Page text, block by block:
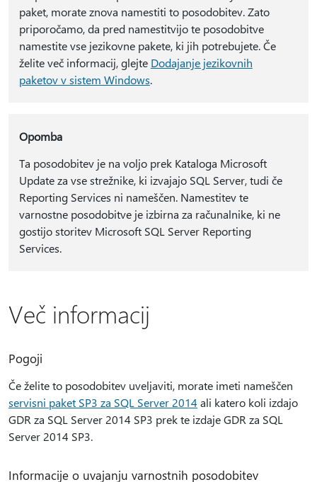
paket, morate znova namestiti to posodobitev. Zato
priporočamo, da pred namestitvijo te posodobitve
namestite vse jezikovne pakete, ki jih potrebujete. Če
želite več informacij, glejte Dodajanje jezikovnih
paketov v sistem Windows.
Opomba
Ta posodobitev je na voljo prek Kataloga Microsoft
Update za vse strežnike, ki izvajajo SQL Server, tudi če
Reporting Services ni nameščen. Namestitev te
varnostne posodobitve je izbirna za računalnike, ki ne
gostijo storitev Microsoft SQL Server Reporting
Services.
Več informacij
Pogoji
Če želite to posodobitev uveljaviti, morate imeti nameščen
servisni paket SP3 za SQL Server 2014 ali katero koli izdajo
GDR za SQL Server 2014 SP3 prek te izdaje GDR za SQL
Server 2014 SP3.
Informacije o uvajanju varnostnih posodobitev